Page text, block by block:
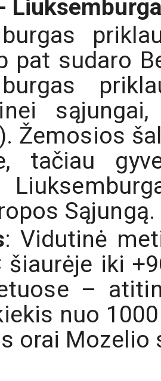
pat sudaro
Žemosios
tačiau
Sąjungą.
: Vidutinė
šiaurėje iki
–
nuo
orai Mozelio